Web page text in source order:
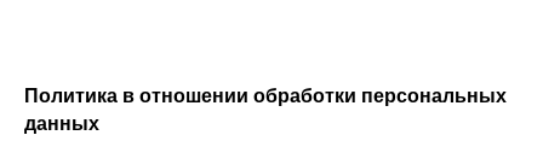
Политика в отношении обработки персональных
данных